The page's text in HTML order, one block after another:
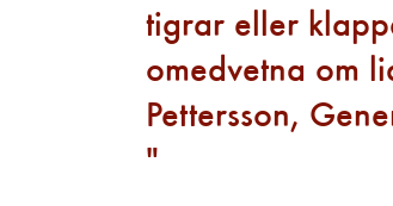
tigrar eller
omedvetna om
Pettersson,